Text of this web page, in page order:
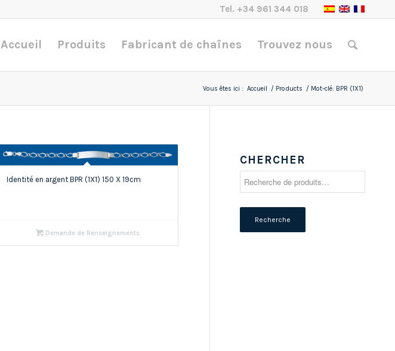
Tel. +34 961 344 018
Accueil Produits Fabricant de chaînes Trouvez nous
Vous êtes ici : Accueil / Products / Mot-clé: BPR (1X1)
Identité en argent BPR (1X1) 150 X 19cm
Demande de Renseignements
CHERCHER
Recherche